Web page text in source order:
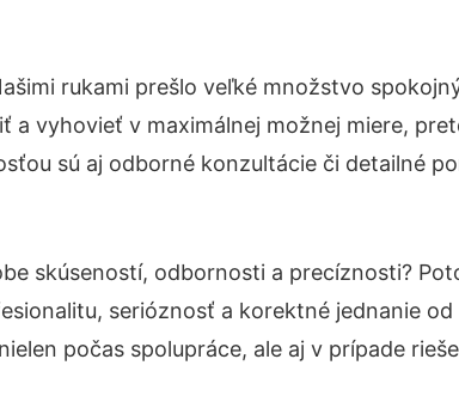
rukami prešlo veľké množstvo
a vyhovieť v maximálnej možnej miere,
sú aj odborné konzultácie či detailné
skúseností, odbornosti a precíznosti?
serióznosť a korektné jednanie
počas spolupráce, ale aj v prípade